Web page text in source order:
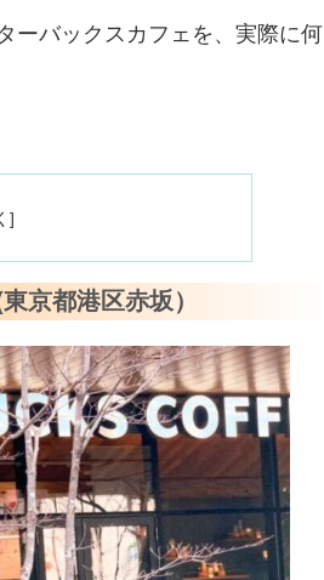
ーバックスカフェを、実際に何
京都港区赤坂）